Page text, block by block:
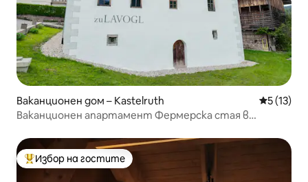
Ваканционен дом – Kastelruth Средна
5 (13)
Ваканционен апартамент Фермерска стая в
Най-популярен избор на гостите
Избор на гостите